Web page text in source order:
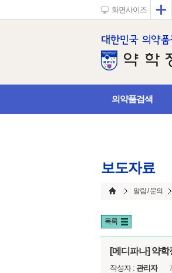
화면사이즈 확대
의약품검색
보도자료
알림 / 문의
목록
[메디파나] 약
작성자 : 관리자